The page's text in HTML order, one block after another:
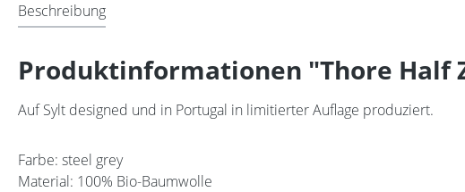
Beschreibung
Produktinformationen "Thore Half
Auf Sylt designed und in Portugal in limitierter Auflage produziert.
Farbe: steel grey
Material: 100% Bio-Baumwolle